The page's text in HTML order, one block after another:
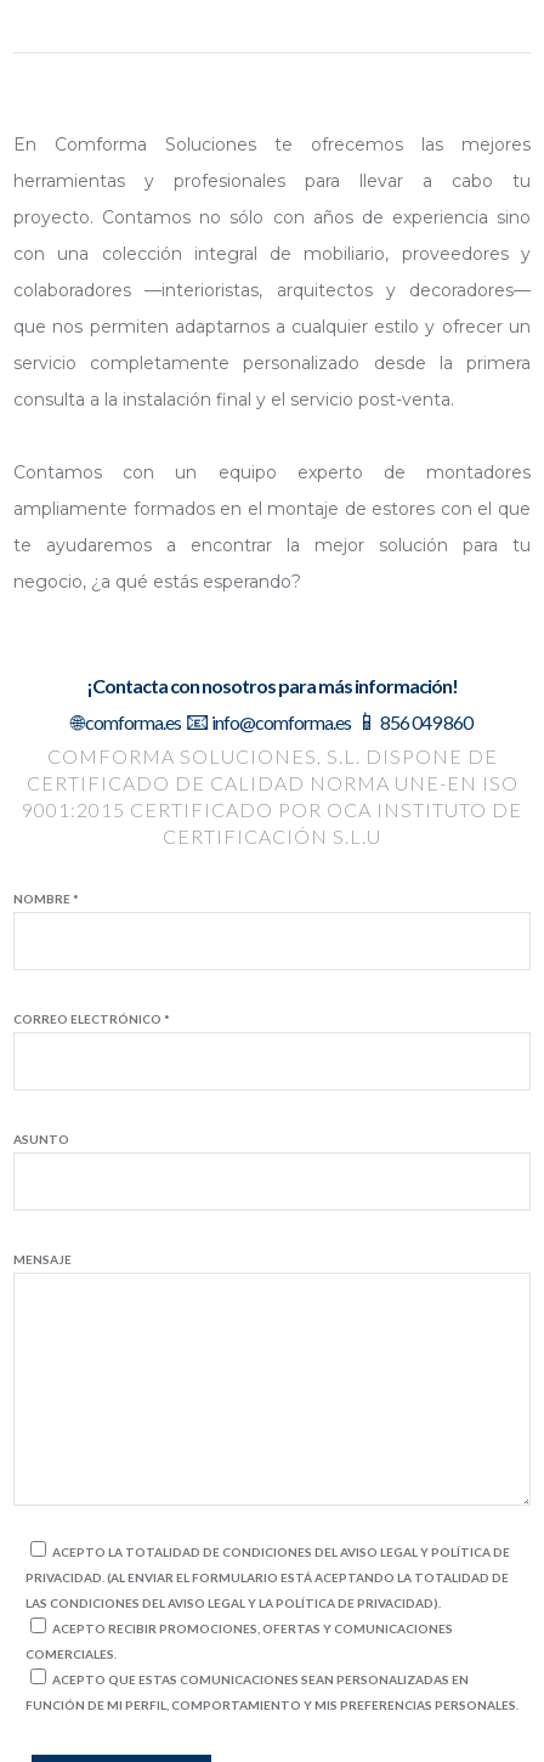
En Comforma Soluciones te ofrecemos las mejores
herramientas y profesionales para llevar a cabo tu
proyecto. Contamos no sólo con años de experiencia sino
con una colección integral de mobiliario, proveedores y
colaboradores —interioristas, arquitectos y decoradores—
que nos permiten adaptarnos a cualquier estilo y ofrecer un
servicio completamente personalizado desde la primera
consulta a la instalación final y el servicio post-venta.
Contamos con un equipo experto de montadores
ampliamente formados en el montaje de estores con el que
te ayudaremos a encontrar la mejor solución para tu
negocio, ¿a qué estás esperando?
¡Contacta con nosotros para más información!
🌐 comforma.es 📧 info@comforma.es 📱 856 049 860
COMFORMA SOLUCIONES, S.L. DISPONE DE
CERTIFICADO DE CALIDAD NORMA UNE-EN ISO
9001:2015 CERTIFICADO POR OCA INSTITUTO DE
CERTIFICACIÓN S.L.U
NOMBRE *
CORREO ELECTRÓNICO *
ASUNTO
MENSAJE
ACEPTO LA TOTALIDAD DE CONDICIONES DEL AVISO LEGAL Y POLÍTICA DE
PRIVACIDAD. (AL ENVIAR EL FORMULARIO ESTÁ ACEPTANDO LA TOTALIDAD DE
LAS CONDICIONES DEL AVISO LEGAL Y LA POLÍTICA DE PRIVACIDAD).
ACEPTO RECIBIR PROMOCIONES, OFERTAS Y COMUNICACIONES
COMERCIALES.
ACEPTO QUE ESTAS COMUNICACIONES SEAN PERSONALIZADAS EN
FUNCIÓN DE MI PERFIL, COMPORTAMIENTO Y MIS PREFERENCIAS PERSONALES.